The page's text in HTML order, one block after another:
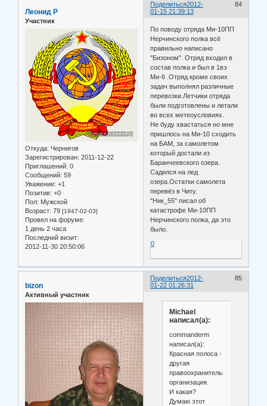
Поделиться 84
2012-
01-15 21:39:13
Леонид Р
Участник
Откуда: Чернигов
Зарегистрирован: 2011-12-22
Приглашений: 0
Сообщений: 59
Уважение: +1
Позитив: +0
Пол: Мужской
Возраст: 79 [1947-02-03]
Провел на форуме:
1 день 2 часа
Последний визит:
2012-11-30 20:50:06
По поводу отряда Ми-10ПП
Нерчинского полка всё
правильно написано
"Бизоном". Отряд входил в
состав полка и был в 1вэ
Ми-6 .Отряд кроме своих
задач выполнял различные
перевозки.Летчики отряда
были подготовлены и летали
во всех метеоусловиях.
Не буду хвастаться но мне
пришлось на Ми-10 сходить
на БАМ, за самолетом
который достали из
Баранчеевского озера.
Садился на лед
озера.Остатки самолета
перевёз в Читу.
"Ник_55" писал об
катастрофе Ми-10ПП
Нерчинского полка, да это
было.
0
Поделиться 85
2012-
01-22 01:26:31
bizon
Активный участник
Michael
написал(а):
commanderm
написал(а):
Красная полоса -
другая
правоохранительная
организация.
И какая?
Думаю этот